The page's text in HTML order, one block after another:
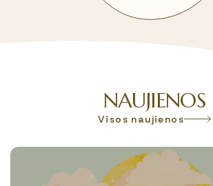
NAUJIENOS
Visos naujienos